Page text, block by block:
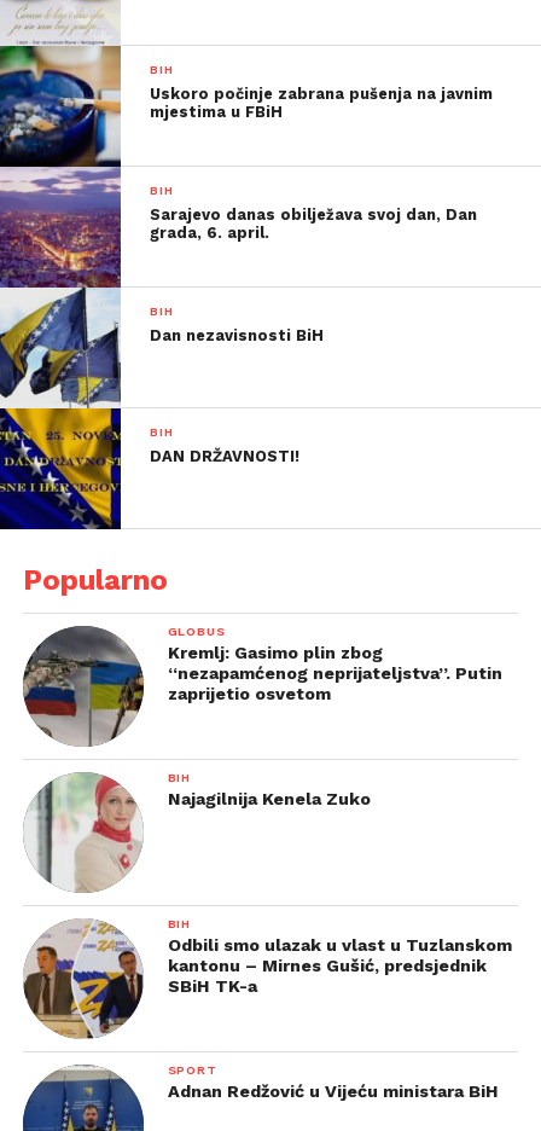
BIH
Uskoro počinje zabrana pušenja na javnim
mjestima u FBiH
BIH
Sarajevo danas obilježava svoj dan, Dan
grada, 6. april.
BIH
Dan nezavisnosti BiH
BIH
DAN DRŽAVNOSTI!
Popularno
GLOBUS
Kremlj: Gasimo plin zbog
“nezapamćenog neprijateljstva”. Putin
zaprijetio osvetom
BIH
Najagilnija Kenela Zuko
BIH
Odbili smo ulazak u vlast u Tuzlanskom
kantonu – Mirnes Gušić, predsjednik
SBiH TK-a
SPORT
Adnan Redžović u Vijeću ministara BiH